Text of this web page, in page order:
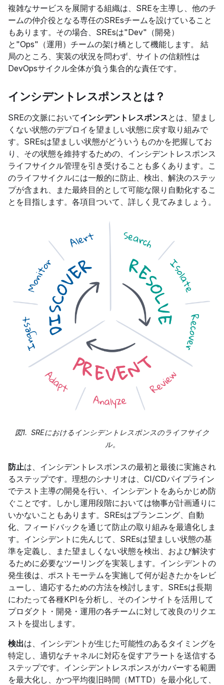
複雑なサービスを展開する組織は、SREを主導し、他のチ
ームの仲介役となる専任のSREsチームを設けていること
もあります。その場合、SREsは"Dev"（開発）
と"Ops"（運用）チームの架け橋として機能します。 結
局のところ、実装の状況を問わず、サイトの信頼性は
DevOpsサイクル全体が負う集合的な責任です。
インシデントレスポンスとは？
SREの文脈においてインシデントレスポンスとは、望まし
くない状態のデプロイを望ましい状態に戻す取り組みで
す。SREsは望ましい状態がどういうものかを把握してお
り、その状態を維持するための、インシデントレスポンス
ライフサイクル管理を引き受けることも多くあります。こ
のライフサイクルには一般的に防止、検出、解決のステッ
プが含まれ、また最終目的として可能な限り自動化するこ
とを目指します。各項目ついて、詳しく見てみましょう。
図1. SREにおけるインシデントレスポンスのライフサイク
ル。
防止は、インシデントレスポンスの最初と最後に実施され
るステップです。理想のシナリオは、CI/CDパイプライン
でテスト主導の開発を行い、インシデントをあらかじめ防
ぐことです。しかし運用段階においては物事が計画通りに
いかないこともあります。SREsはプランニング、自動
化、フィードバックを通じて防止の取り組みを最適化しま
す。インシデントに先んじて、SREsは望ましい状態の基
準を定義し、また望ましくない状態を検出、および解決す
るために必要なツーリングを実装します。インシデントの
発生後は、ポストモーテムを実施して何が起きたかをレビ
ューし、適応するための方法を検討します。SREsは長期
にわたって各種KPIを分析し、そのインサイトを活用して
プロダクト・開発・運用の各チームに対して改良のリクエ
ストを提出します。
検出は、インシデントが生じた可能性のあるタイミングを
特定し、適切なチャネルに対応を促すアラートを送信する
ステップです。インシデントレスポンスがカバーする範囲
を最大化し、かつ平均復旧時間（MTTD）を最小化して、